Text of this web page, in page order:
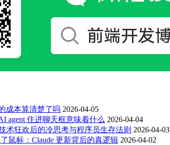
成本算清楚了吗 2026-04-05
agent 住进聊天框意味着什么 2026-04-04
术狂欢后的冷思考与程序员生存法则 2026-04-03
鼠标：Claude 更新背后的真逻辑 2026-04-02